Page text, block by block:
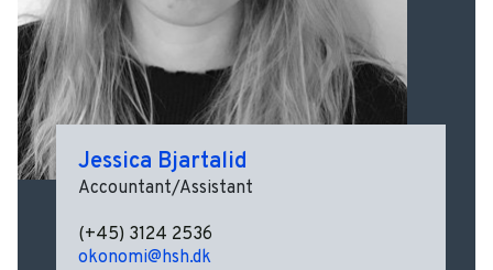
Jessica Bjartalid
Accountant/Assistant
(+45) 3124 2536
okonomi@hsh.dk